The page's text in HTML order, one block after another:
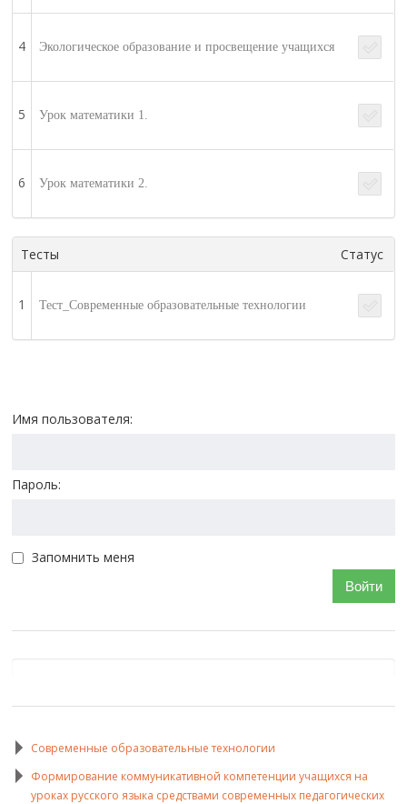
4 Экологическое образование и просвещение учащихся
5 Урок математики 1.
6 Урок математики 2.
Тесты Статус
1 Тест_Современные образовательные технологии
Имя пользователя:
Пароль:
Запомнить меня
Войти
Современные образовательные технологии
Формирование коммуникативной компетенции учащихся на
уроках русского языка средствами современных педагогических